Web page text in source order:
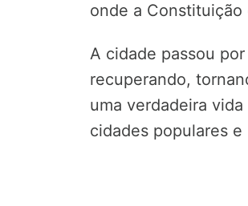
onde a Constituição
A cidade passou
recuperando,
uma verdadeira
cidades populares e